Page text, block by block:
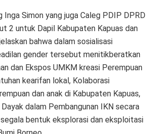
Inga Simon yang juga Caleg PDIP DPRD
2 untuk Dapil Kabupaten Kapuas dan
bahwa dalam sosialisasi
gender tersebut menitikberatkan
dan Ekspos UMKM kreasi Perempuan
kearifan lokal, Kolaborasi
dan anak di Kabupaten Kapuas,
dalam Pembangunan IKN secara
segala bentuk eksplorasi dan eksploitasi